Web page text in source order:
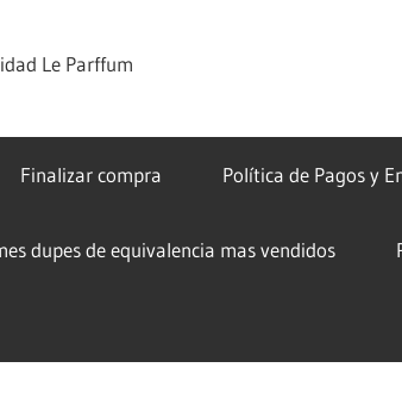
Le Parffum
Finalizar compra Política de Pagos y
dupes de equivalencia mas vendidos